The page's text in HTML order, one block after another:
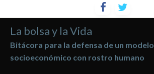
al
contenido
La bolsa y la Vida
Bitácora para la defensa de un modelo
socioeconómico con rostro humano